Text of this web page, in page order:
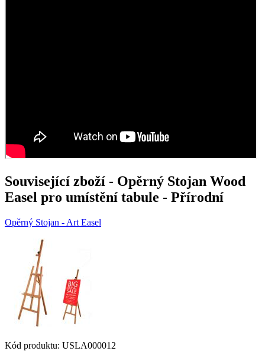
Související zboží - Opěrný Stojan Wood
Easel pro umístění tabule - Přírodní
Opěrný Stojan - Art Easel
Kód produktu: USLA000012